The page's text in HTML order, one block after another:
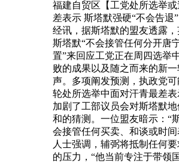
福建自贸区【工党处所选举
差表示 斯塔默强硬“不会告退
经讯，据斯塔默的盟友透露
斯塔默“不会接管任何分开唐
置”来回应工党正在周四选举
败的成果以及随之而来的新
声。多项阐发预测，执政党
轮处所选举中面对汗青最差
加剧了工部议员会对斯塔默
和的猜测。一位盟友暗示：“
会接管任何买卖、和谈或时间
人士强调，辅弼将抵制任何
的压力，“他当前专注于带领